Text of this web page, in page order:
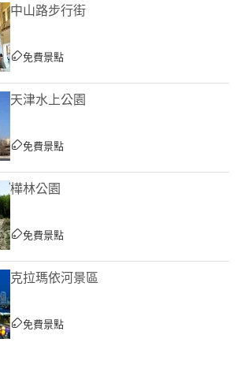
中山路步行街
免費景點
天津水上公園
免費景點
樺林公園
免費景點
克拉瑪依河景區
免費景點